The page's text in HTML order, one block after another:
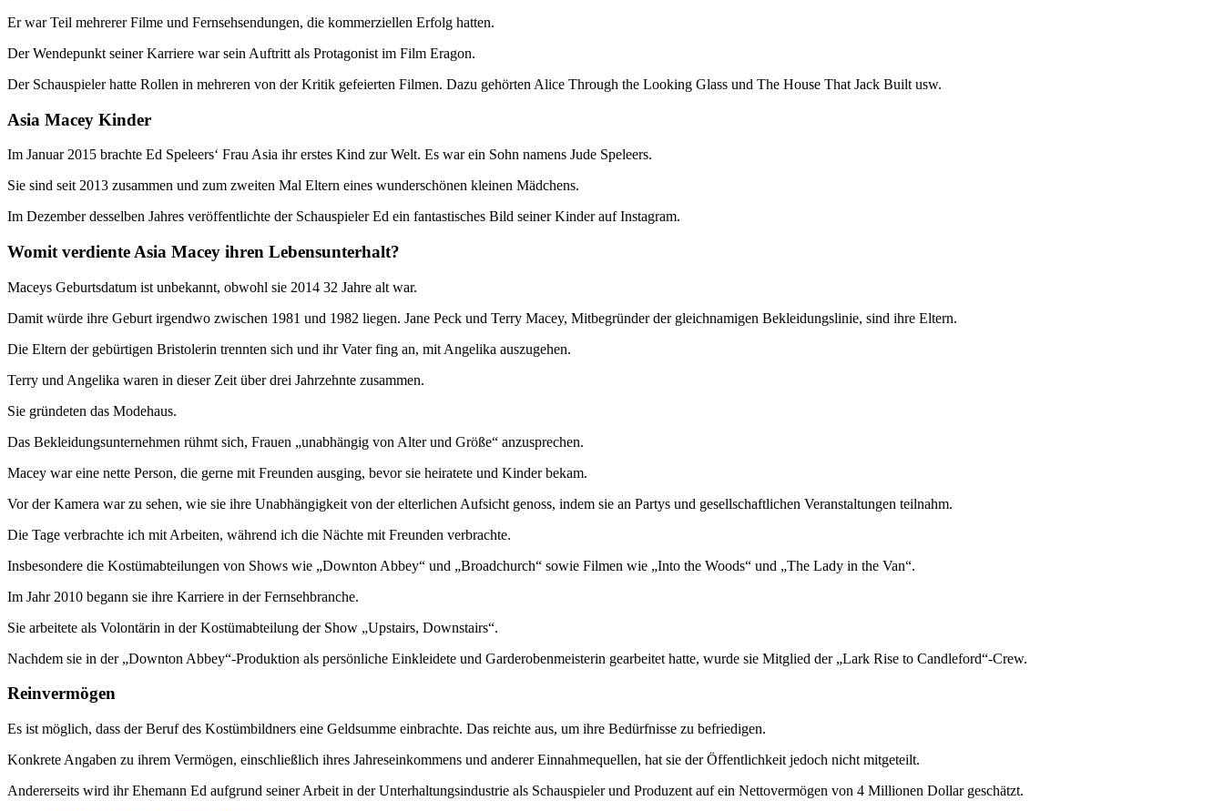
Er war Teil mehrerer Filme und Fernsehsendungen, die kommerziellen Erfolg hatten.
Der Wendepunkt seiner Karriere war sein Auftritt als Protagonist im Film Eragon.
Der Schauspieler hatte Rollen in mehreren von der Kritik gefeierten Filmen. Dazu gehörten Alice Through the Looking Glass und The House That Jack Built usw.
Asia Macey Kinder
Im Januar 2015 brachte Ed Speleers‘ Frau Asia ihr erstes Kind zur Welt. Es war ein Sohn namens Jude Speleers.
Sie sind seit 2013 zusammen und zum zweiten Mal Eltern eines wunderschönen kleinen Mädchens.
Im Dezember desselben Jahres veröffentlichte der Schauspieler Ed ein fantastisches Bild seiner Kinder auf Instagram.
Womit verdiente Asia Macey ihren Lebensunterhalt?
Maceys Geburtsdatum ist unbekannt, obwohl sie 2014 32 Jahre alt war.
Damit würde ihre Geburt irgendwo zwischen 1981 und 1982 liegen. Jane Peck und Terry Macey, Mitbegründer der gleichnamigen Bekleidungslinie, sind ihre Eltern.
Die Eltern der gebürtigen Bristolerin trennten sich und ihr Vater fing an, mit Angelika auszugehen.
Terry und Angelika waren in dieser Zeit über drei Jahrzehnte zusammen.
Sie gründeten das Modehaus.
Das Bekleidungsunternehmen rühmt sich, Frauen „unabhängig von Alter und Größe“ anzusprechen.
Macey war eine nette Person, die gerne mit Freunden ausging, bevor sie heiratete und Kinder bekam.
Vor der Kamera war zu sehen, wie sie ihre Unabhängigkeit von der elterlichen Aufsicht genoss, indem sie an Partys und gesellschaftlichen Veranstaltungen teilnahm.
Die Tage verbrachte ich mit Arbeiten, während ich die Nächte mit Freunden verbrachte.
Insbesondere die Kostümabteilungen von Shows wie „Downton Abbey“ und „Broadchurch“ sowie Filmen wie „Into the Woods“ und „The Lady in the Van“.
Im Jahr 2010 begann sie ihre Karriere in der Fernsehbranche.
Sie arbeitete als Volontärin in der Kostümabteilung der Show „Upstairs, Downstairs“.
Nachdem sie in der „Downton Abbey“-Produktion als persönliche Einkleidete und Garderobenmeisterin gearbeitet hatte, wurde sie Mitglied der „Lark Rise to Candleford“-Crew.
Reinvermögen
Es ist möglich, dass der Beruf des Kostümbildners eine Geldsumme einbrachte. Das reichte aus, um ihre Bedürfnisse zu befriedigen.
Konkrete Angaben zu ihrem Vermögen, einschließlich ihres Jahreseinkommens und anderer Einnahmequellen, hat sie der Öffentlichkeit jedoch nicht mitgeteilt.
Andererseits wird ihr Ehemann Ed aufgrund seiner Arbeit in der Unterhaltungsindustrie als Schauspieler und Produzent auf ein Nettovermögen von 4 Millionen Dollar geschätzt.